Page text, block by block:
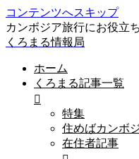
コンテンツへスキップ
カンボジア旅行にお役立
くろまる情報局
ホーム
くろまる記事一覧
特集
住めばカンボ
在住者記事